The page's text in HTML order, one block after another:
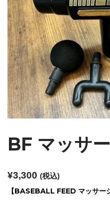
プ
BF マッサ
¥3,300 (税込)
【BASEBALL FEED マッサー